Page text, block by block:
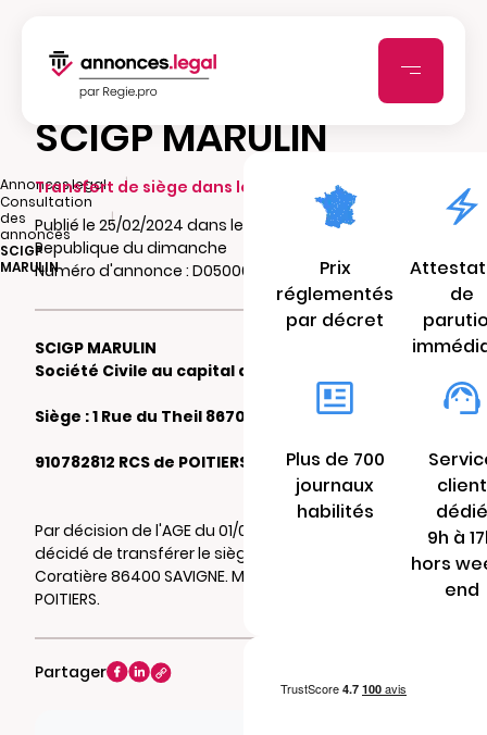
Annonces.legal
|
Consultation
des
annonces
|
SCIGP
MARULIN
SCIGP MARULIN
Transfert de siège dans le même ressort
Publié le 25/02/2024 dans le journal Nouvelle
Republique du dimanche
Numéro d'annonce : D05000380czcm
SCIGP MARULIN
Société Civile au capital de 1.000 €
Siège : 1 Rue du Theil 86700 COUHE
910782812 RCS de POITIERS
Par décision de l'AGE du 01/06/2023, il a été
décidé de transférer le siège social au 7 La
Coratière 86400 SAVIGNE. Mention au RCS de
POITIERS.
Partager
Prix
réglementés
par décret
de
Plus de 700
journaux
habilités
client
dédié
9h à
hors
end